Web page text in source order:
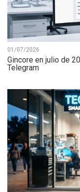
01/07/2026
Gincore en julio de
Telegram